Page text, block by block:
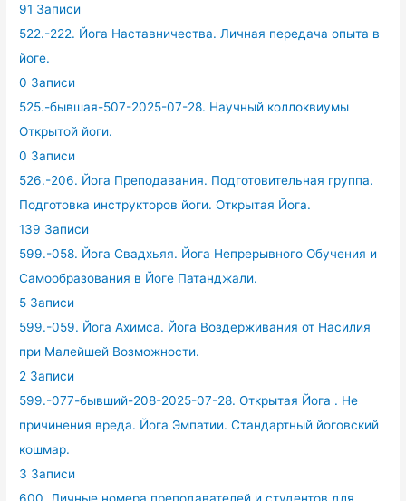
91 Записи
522.-222. Йога Наставничества. Личная передача опыта в
йоге.
0 Записи
525.-бывшая-507-2025-07-28. Научный коллоквиумы
Открытой йоги.
0 Записи
526.-206. Йога Преподавания. Подготовительная группа.
Подготовка инструкторов йоги. Открытая Йога.
139 Записи
599.-058. Йога Свадхьяя. Йога Непрерывного Обучения и
Самообразования в Йоге Патанджали.
5 Записи
599.-059. Йога Ахимса. Йога Воздерживания от Насилия
при Малейшей Возможности.
2 Записи
599.-077-бывший-208-2025-07-28. Открытая Йога . Не
причинения вреда. Йога Эмпатии. Стандартный йоговский
кошмар.
3 Записи
600. Личные номера преподавателей и студентов для